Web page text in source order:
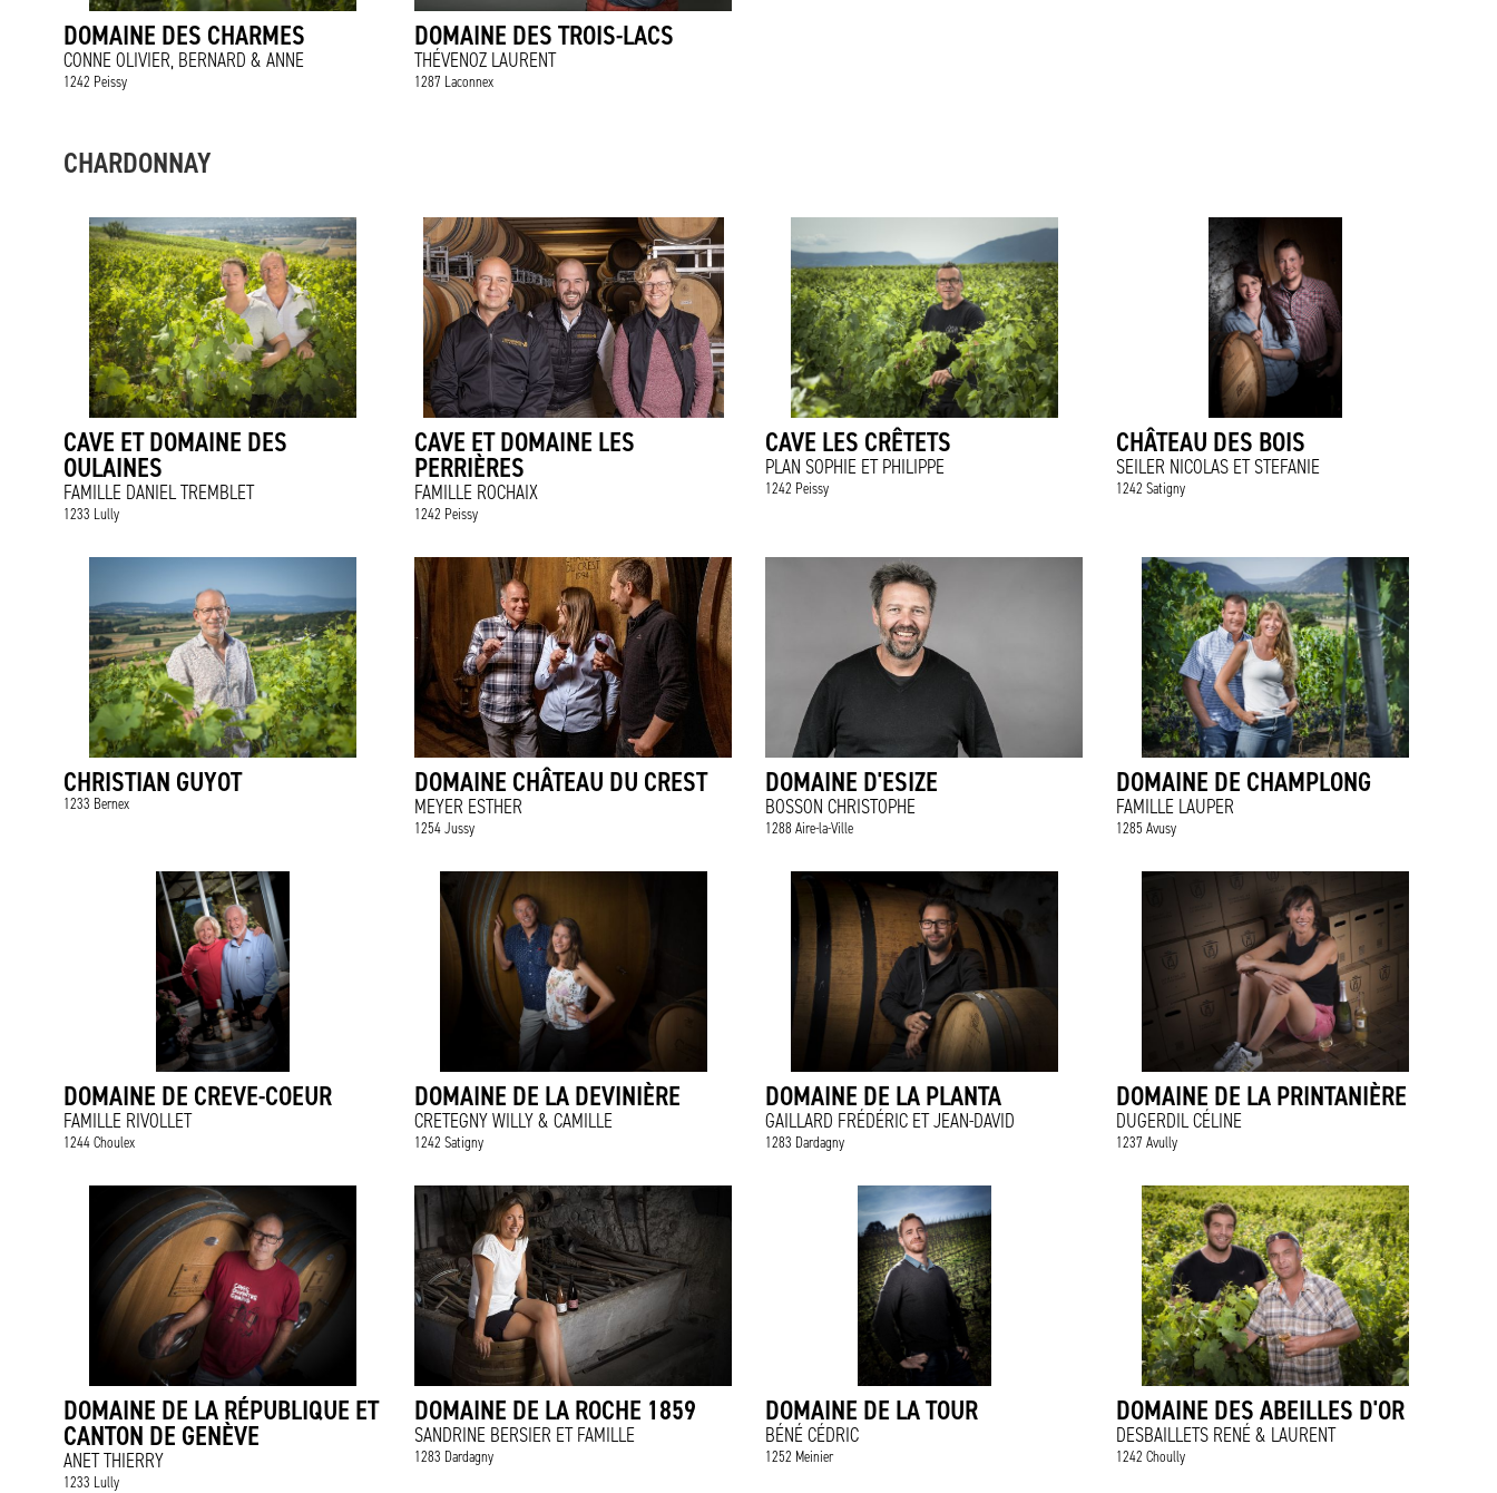
DOMAINE DES CHARMES
CONNE OLIVIER, BERNARD & ANNE
1242 Peissy
DOMAINE DES TROIS-LACS
THÉVENOZ LAURENT
1287 Laconnex
CHARDONNAY
CAVE ET DOMAINE DES
OULAINES
FAMILLE DANIEL TREMBLET
1233 Lully
CAVE ET DOMAINE LES
PERRIÈRES
FAMILLE ROCHAIX
1242 Peissy
CAVE LES CRÊTETS
PLAN SOPHIE ET PHILIPPE
1242 Peissy
CHÂTEAU DES BOIS
SEILER NICOLAS ET STEFANIE
1242 Satigny
CHRISTIAN GUYOT
1233 Bernex
DOMAINE CHÂTEAU DU CREST
MEYER ESTHER
1254 Jussy
DOMAINE D'ESIZE
BOSSON CHRISTOPHE
1288 Aire-la-Ville
DOMAINE DE CHAMPLONG
FAMILLE LAUPER
1285 Avusy
DOMAINE DE CREVE-COEUR
FAMILLE RIVOLLET
1244 Choulex
DOMAINE DE LA DEVINIÈRE
CRETEGNY WILLY & CAMILLE
1242 Satigny
DOMAINE DE LA PLANTA
GAILLARD FRÉDÉRIC ET JEAN-DAVID
1283 Dardagny
DOMAINE DE LA PRINTANIÈRE
DUGERDIL CÉLINE
1237 Avully
DOMAINE DE LA RÉPUBLIQUE ET
CANTON DE GENÈVE
ANET THIERRY
1233 Lully
DOMAINE DE LA ROCHE 1859
SANDRINE BERSIER ET FAMILLE
1283 Dardagny
DOMAINE DE LA TOUR
BÉNÉ CÉDRIC
1252 Meinier
DOMAINE DES ABEILLES D'OR
DESBAILLETS RENÉ & LAURENT
1242 Choully